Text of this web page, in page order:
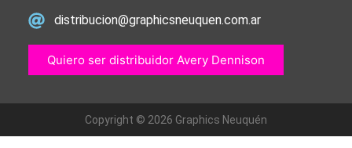
distribucion@graphicsneuquen.com.ar
Quiero ser distribuidor Avery Dennison
Copyright © 2026 Graphics Neuquén